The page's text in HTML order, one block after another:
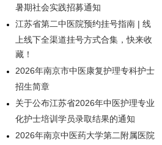
暑期社会实践招募通知
江苏省第二中医院预约挂号指南 | 线
上线下全渠道挂号方式合集，快来收
藏！
2026年南京市中医康复护理专科护士
招生简章
关于公布江苏省2026年中医护理专业
化护士培训学员录取结果的通知
2026年南京中医药大学第二附属医院